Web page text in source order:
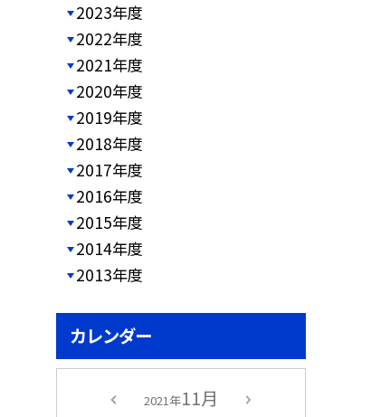
2023年度
2022年度
2021年度
2020年度
2019年度
2018年度
2017年度
2016年度
2015年度
2014年度
2013年度
カレンダー
2021年11月